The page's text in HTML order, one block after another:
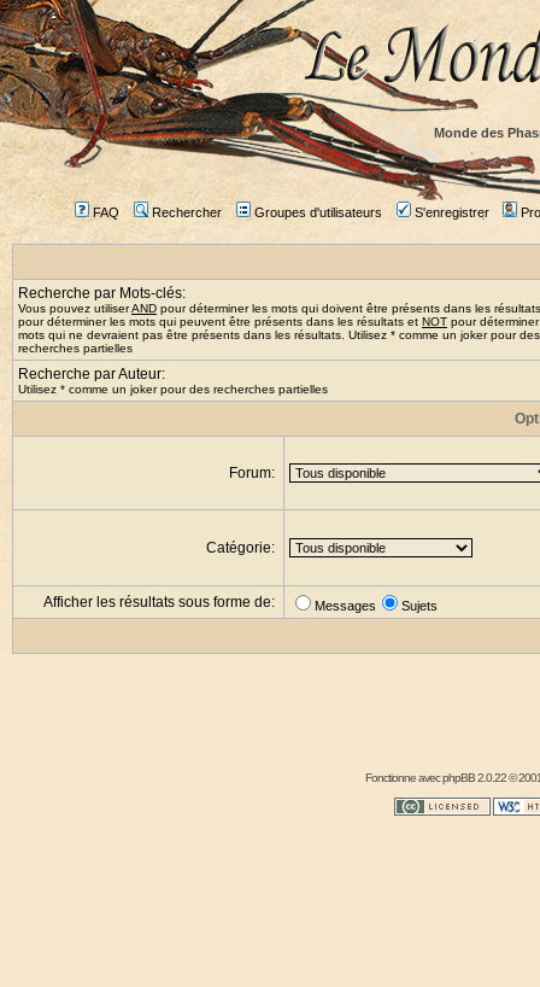
Monde des
FAQ Rechercher Groupes d'utilisateurs S'enregistrer
Recherche par Mots-clés:
Vous pouvez utiliserAND pour déterminer les mots qui doivent être présents dans les
pour déterminer les mots qui peuvent être présents dans les résultats et NOT pour
mots qui ne devraient pas être présents dans les résultats. Utilisez * comme un joker pour des
recherches partielles
Recherche par Auteur:
Utilisez * comme un joker pour des recherches partielles
Forum:
Catégorie:
Afficher les résultats sous forme de: Messages Sujets
Fonctionne avecphpBB2.0.22 ©